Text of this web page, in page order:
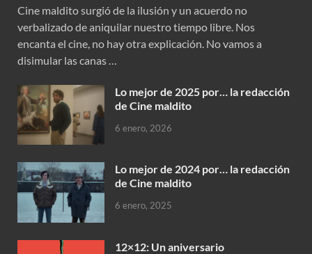
Cine maldito surgió de la ilusión y un acuerdo no
verbalizado de aniquilar nuestro tiempo libre. Nos
encanta el cine, no hay otra explicación. No vamos a
disimular las canas …
Lo mejor de 2025 por… la redacción
de Cine maldito
6 enero, 2026
Lo mejor de 2024 por… la redacción
de Cine maldito
6 enero, 2025
12×12: Un aniversario